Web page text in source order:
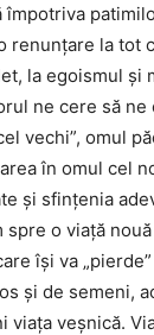
împotriva
renunţare la tot
la egoismul şi
ne cere să ne
vechi”, omul
în omul cel
şi sfinţenia
spre o viaţă
îşi va
şi de semeni,
viaţa veşnică.